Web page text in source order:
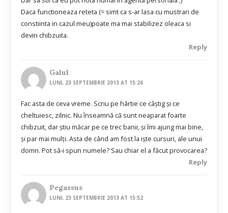
Daca functioneaza reteta (= simt ca s-ar lasa cu mustrari de
constiinta in cazul meu)poate ma mai stabilizez oleaca si
devin chibzuita.
Reply
Galul
LUNI, 23 SEPTEMBRIE 2013 AT 15:26
Fac asta de ceva vreme. Scriu pe hârtie ce câştig şi ce
cheltuiesc, zilnic. Nu înseamnă că sunt neaparat foarte
chibzuit, dar ştiu măcar pe ce trec banii, şi îmi ajung mai bine,
şi par mai mulţi. Asta de când am fost la işte cursuri, ale unui
domn. Pot să-i spun numele? Sau chiar el a făcut provocarea?
Reply
Pegassus
LUNI, 23 SEPTEMBRIE 2013 AT 15:52